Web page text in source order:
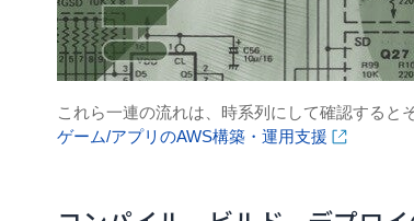
これら一連の流れは、時系列にして確認すると
ゲーム/アプリのAWS構築・運用支援